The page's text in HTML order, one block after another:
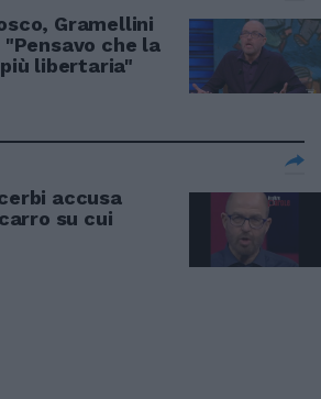
Gramellini
che la
libertaria"
accusa
su cui